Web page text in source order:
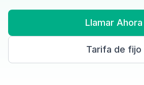
Llamar Ahora
Tarifa de fijo